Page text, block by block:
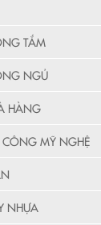
TẮM
NGỦ
HÀNG
MỸ NGHỆ
NHỰA